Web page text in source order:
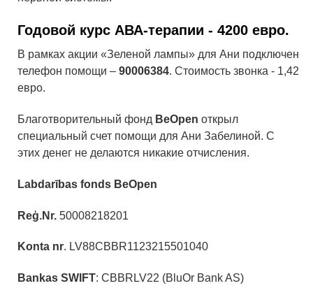
Годовой курс АВА-терапии - 4200 евро.
В рамках акции «Зеленой лампы» для Ани подключен
телефон помощи – 90006384. Стоимость звонка - 1,42
евро.
Благотворительный фонд BeOpen открыл
специальный счет помощи для Ани Забелиной. С
этих денег не делаются никакие отчисления.
Labdarības fonds BeOpen
Reģ.Nr. 50008218201
Konta nr. LV88CBBR1123215501040
Bankas SWIFT: CBBRLV22 (BluOr Bank AS)